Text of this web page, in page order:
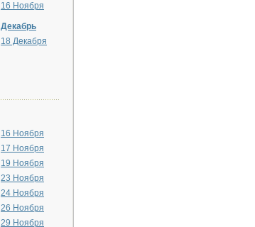
16 Ноября
Декабрь
18 Декабря
16 Ноября
17 Ноября
19 Ноября
23 Ноября
24 Ноября
26 Ноября
29 Ноября